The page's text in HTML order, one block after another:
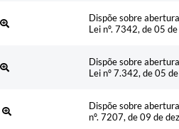
Dispõe sobre
Lei nº. 7342, de 05
Dispõe sobre
Lei nº 7.342, de 05
Dispõe sobre
nº. 7207, de 09 de